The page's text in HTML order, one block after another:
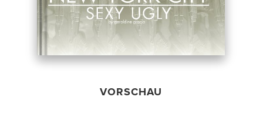
VORSCHAU